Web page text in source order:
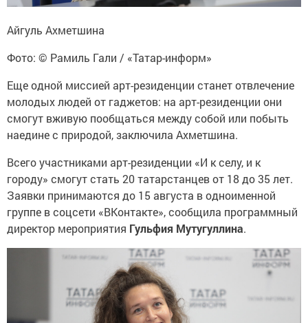
Айгуль Ахметшина
Фото: © Рамиль Гали / «Татар-информ»
Еще одной миссией арт-резиденции станет отвлечение
молодых людей от гаджетов: на арт-резиденции они
смогут вживую пообщаться между собой или побыть
наедине с природой, заключила Ахметшина.
Всего участниками арт-резиденции «И к селу, и к
городу» смогут стать 20 татарстанцев от 18 до 35 лет.
Заявки принимаются до 15 августа в одноименной
группе в соцсети «ВКонтакте», сообщила программный
директор мероприятия Гульфия Мутугуллина.